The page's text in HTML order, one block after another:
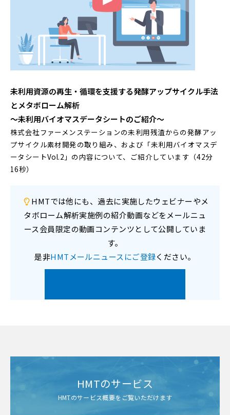
未利用資源の再生・循環を支援する発酵アップサイクル手法
とメタボローム解析
～未利用バイオマスデータシートのご紹介～
株式会社ファーメンステーションの未利用残渣からの発酵アッ
プサイクル素材開発の取り組み、および「未利用バイオマスデ
ータシートVol.2」の内容について、ご紹介しています（42分
16秒）
HMTでは他にも、過去に実施したウェビナーやメ
タボローム解析実施例の紹介動画などをメールニュ
ース会員限定の動画コンテンツとして公開していま
す。
是非HMTメールニュースにご登録ください。
HMTのサービス
HMTのサービス概要をご覧いただけます